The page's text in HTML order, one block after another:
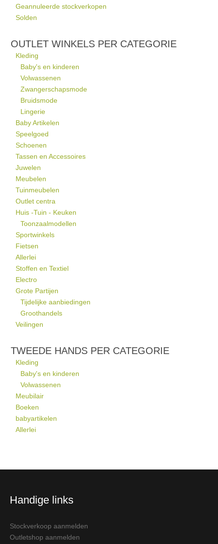
Geannuleerde stockverkopen
Solden
OUTLET WINKELS PER CATEGORIE
Kleding
Baby's en kinderen
Volwassenen
Zwangerschapsmode
Bruidsmode
Lingerie
Baby Artikelen
Speelgoed
Schoenen
Tassen en Accessoires
Juwelen
Meubelen
Tuinmeubelen
Outlet centra
Huis -Tuin - Keuken
Toonzaalmodellen
Sportwinkels
Fietsen
Allerlei
Stoffen en Textiel
Electro
Grote Partijen
Tijdelijke aanbiedingen
Groothandels
Veilingen
TWEEDE HANDS PER CATEGORIE
Kleding
Baby's en kinderen
Volwassenen
Meubilair
Boeken
babyartikelen
Allerlei
Handige links
Stockverkoop aanmelden
Outletshop aanmelden